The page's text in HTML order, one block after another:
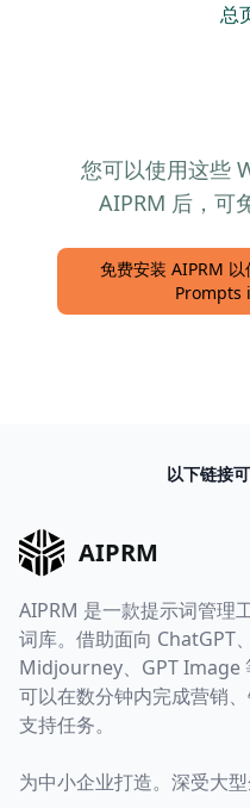
总
您可以使用这些
AIPRM 后，可
免费安装 AIPRM
Prompts
以下链接
AIPRM
AIPRM 是一款提示词管理
词库。借助面向 ChatGPT
Midjourney、GPT Image
可以在数分钟内完成营销
支持任务。
为中小企业打造。深受大型